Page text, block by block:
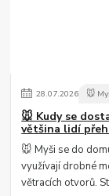
28.07.2026 🐭
🐭 Kudy se
většina lidí
🐭 Myši se do
využívají drobné
větracích otvorů.